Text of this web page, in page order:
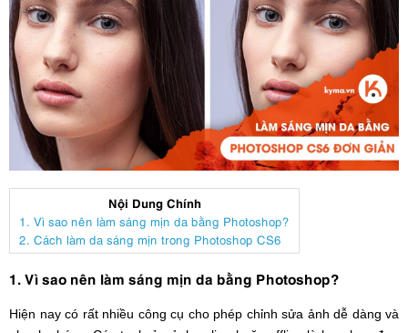
Nội Dung Chính
1. Vì sao nên làm sáng mịn da bằng Photoshop?
2. Cách làm da sáng mịn trong Photoshop CS6
1. Vì sao nên làm sáng mịn da bằng Photoshop?
Hiện nay có rất nhiều công cụ cho phép chỉnh sửa ảnh dễ dàng và